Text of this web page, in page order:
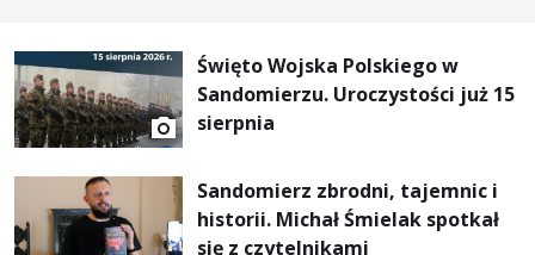
Święto Wojska Polskiego w
Sandomierzu. Uroczystości już 15
sierpnia
Sandomierz zbrodni, tajemnic i
historii. Michał Śmielak spotkał
się z czytelnikami